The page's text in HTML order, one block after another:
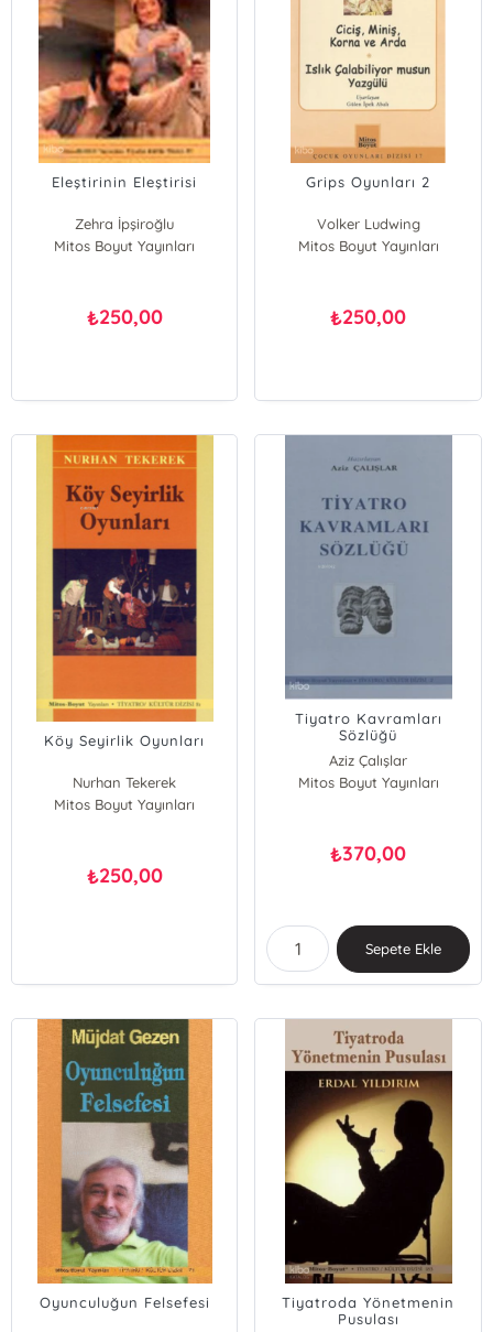
Eleştirinin Eleştirisi
Zehra İpşiroğlu
Mitos Boyut Yayınları
₺250,00
Grips Oyunları 2
Volker Ludwing
Mitos Boyut Yayınları
₺250,00
Köy Seyirlik Oyunları
Nurhan Tekerek
Mitos Boyut Yayınları
₺250,00
Tiyatro Kavramları
Sözlüğü
Aziz Çalışlar
Mitos Boyut Yayınları
₺370,00
Sepete Ekle
Oyunculuğun Felsefesi
Tiyatroda Yönetmenin
Pusulası